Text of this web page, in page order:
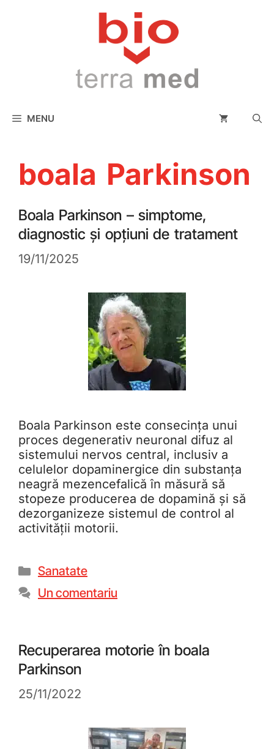
MENU
boala Parkinson
Boala Parkinson – simptome,
diagnostic și opțiuni de tratament
19/11/2025
Boala Parkinson este consecința unui
proces degenerativ neuronal difuz al
sistemului nervos central, inclusiv a
celulelor dopaminergice din substanța
neagră mezencefalică în măsură să
stopeze producerea de dopamină și să
dezorganizeze sistemul de control al
activității motorii.
Sanatate
Un comentariu
Recuperarea motorie în boala
Parkinson
25/11/2022